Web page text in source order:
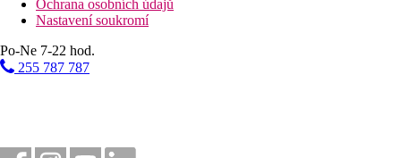
restaurace s obsluhou (pro hosty s All Inclusive 1x za
3 bary u bazénu
konferenční místnost
vnitřní vyhřívaný bazén
3 bazény, z toho 1x na střeše hotelu (lehátka, slunečníky a
Ochrana osobních údajů
Nastavení soukromí
Po-Ne 7-22 hod.
255 787 787